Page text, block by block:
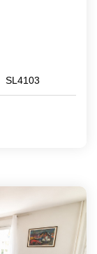
SL4103